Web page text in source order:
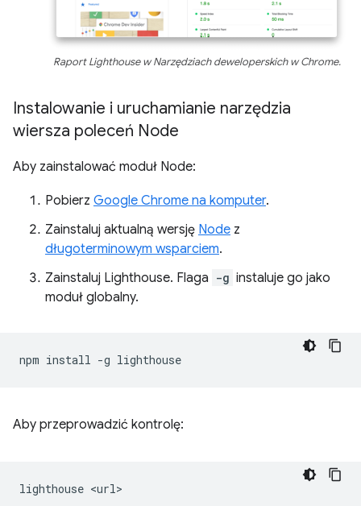
Raport Lighthouse w Narzędziach deweloperskich w Chrome.
Instalowanie i uruchamianie narzędzia
wiersza poleceń Node
Aby zainstalować moduł Node:
Pobierz Google Chrome na komputer.
Zainstaluj aktualną wersję Node z
długoterminowym wsparciem.
Zainstaluj Lighthouse. Flaga -g instaluje go jako
moduł globalny.
npm install -g
Aby przeprowadzić kontrolę:
lighthouse